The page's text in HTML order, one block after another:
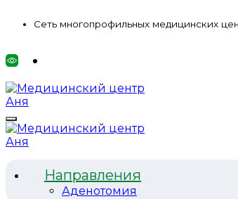
Сеть многопрофильных медицинских
Направления
Аденотомия